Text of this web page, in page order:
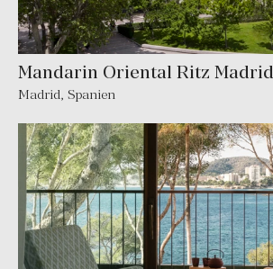
Mandarin Oriental Ritz Madrid
Madrid, Spanien